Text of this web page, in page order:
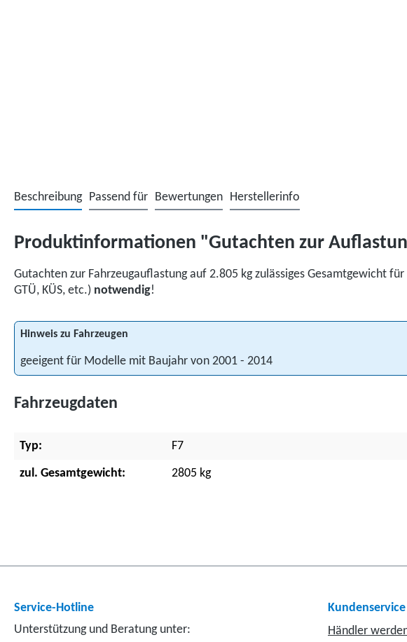
Beschreibung Passend für Bewertungen Herstellerinfo
Produktinformationen "Gutachten zur
Gutachten zur Fahrzeugauflastung auf 2.805 kg zulässiges Gesamtgewicht
GTÜ, KÜS, etc.) notwendig!
Hinweis zu Fahrzeugen
geeigent für Modelle mit Baujahr von 2001 - 2014
Fahrzeugdaten
Typ: F7
zul. Gesamtgewicht: 2805 kg
Service-Hotline
Unterstützung und Beratung unter:
Kundenservice
Händler